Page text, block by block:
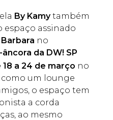
By Kamytambém
espaço assinado
no
da DW! SP
18 a 24 de março no
como um lounge
o espaço tem
a corda
ao mesmo